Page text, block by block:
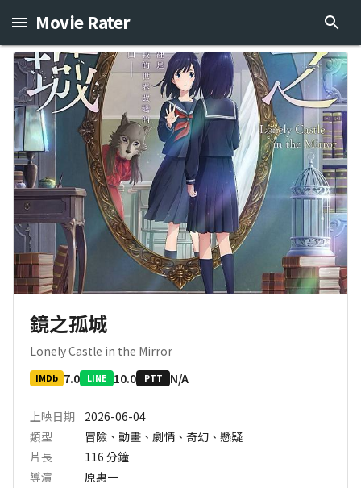
Movie Rater
鏡之孤城
Lonely Castle in the Mirror
IMDb 7.0 LINE 10.0 PTT N/A
上映日期
2026-06-04
類型
冒險、動畫、劇情、奇幻、懸疑
片長
116 分鐘
導演
原惠一